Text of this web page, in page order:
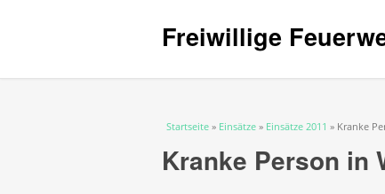
Freiwillige
Sie sind hier
Startseite » Einsätze » Einsätze 2011 » Kranke
Kranke Person in